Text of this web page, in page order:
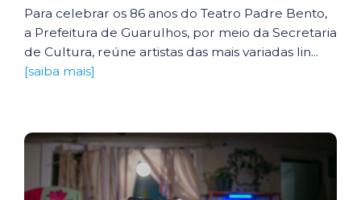
Para celebrar os 86 anos do Teatro Padre Bento,
a Prefeitura de Guarulhos, por meio da Secretaria
de Cultura, reúne artistas das mais variadas lin...
[saiba mais]